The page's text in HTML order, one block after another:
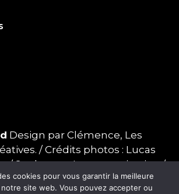
Design par Clémence, Les
/ Crédits photos : Lucas
/ Sur le pont ! communication /
cookies pour vous garantir la meilleure
site web. Vous pouvez accepter ou